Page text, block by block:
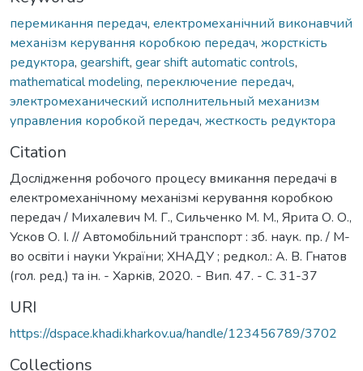
перемикання передач, електромеханічний виконавчий
механізм керування коробкою передач, жорсткість
редуктора, gearshift, gear shift automatic controls,
mathematical modeling, переключение передач,
электромеханический исполнительный механизм
управления коробкой передач, жесткость редуктора
Citation
Дослiдження робочого процесу вмикання передачi в
електромеханiчному механiзмi керування коробкою
передач / Михалевич М. Г., Сильченко М. М., Ярита О. О.,
Усков О. I. // Автомобiльний транспорт : зб. наук. пр. / М-
во освiти i науки України; ХНАДУ ; редкол.: А. В. Гнатов
(гол. ред.) та iн. - Харкiв, 2020. - Вип. 47. - С. 31-37
URI
https://dspace.khadi.kharkov.ua/handle/123456789/3702
Collections